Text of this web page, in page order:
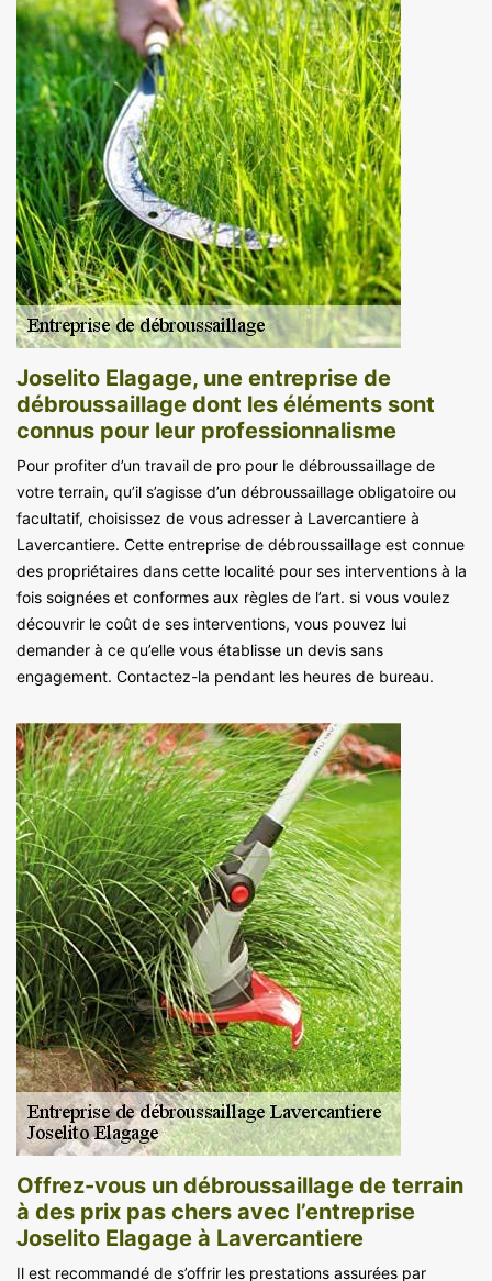
Joselito Elagage, une entreprise de
débroussaillage dont les éléments sont
connus pour leur professionnalisme
Pour profiter d’un travail de pro pour le débroussaillage de
votre terrain, qu’il s’agisse d’un débroussaillage obligatoire ou
facultatif, choisissez de vous adresser à Lavercantiere à
Lavercantiere. Cette entreprise de débroussaillage est connue
des propriétaires dans cette localité pour ses interventions à la
fois soignées et conformes aux règles de l’art. si vous voulez
découvrir le coût de ses interventions, vous pouvez lui
demander à ce qu’elle vous établisse un devis sans
engagement. Contactez-la pendant les heures de bureau.
Offrez-vous un débroussaillage de terrain
à des prix pas chers avec l’entreprise
Joselito Elagage à Lavercantiere
Il est recommandé de s’offrir les prestations assurées par